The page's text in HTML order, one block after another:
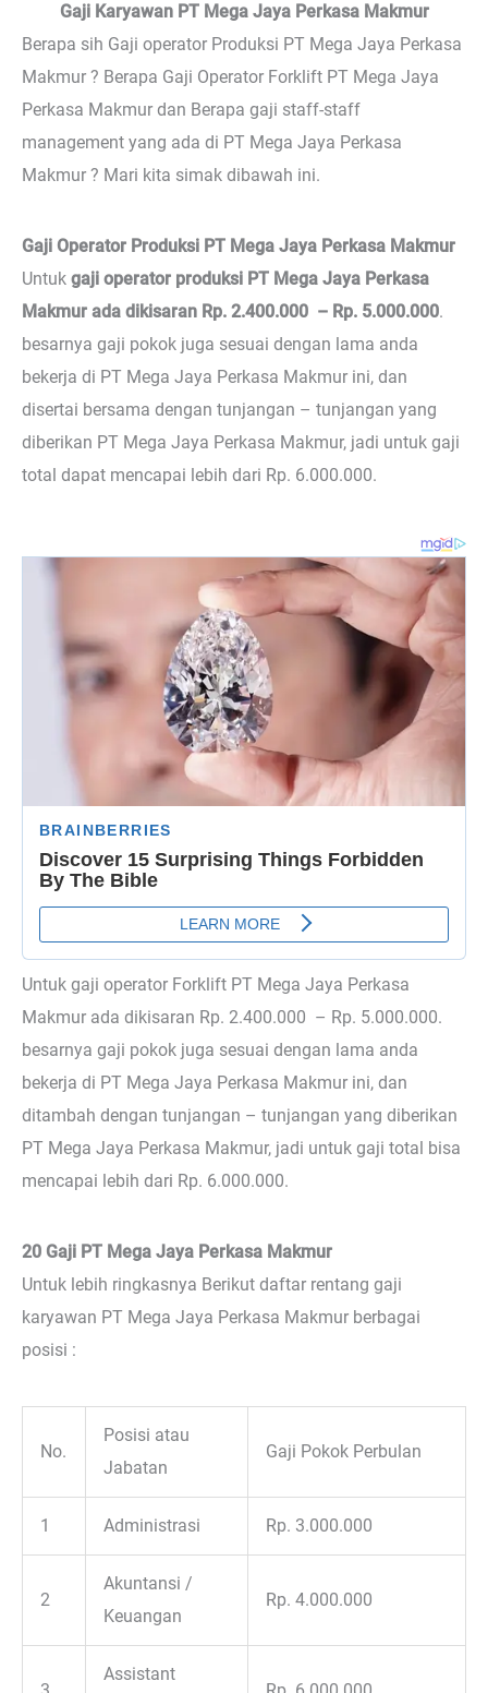
Gaji Karyawan PT Mega Jaya Perkasa Makmur
Berapa sih Gaji operator Produksi PT Mega Jaya Perkasa
Makmur ? Berapa Gaji Operator Forklift PT Mega Jaya
Perkasa Makmur dan Berapa gaji staff-staff
management yang ada di PT Mega Jaya Perkasa
Makmur ? Mari kita simak dibawah ini.
Gaji Operator Produksi PT Mega Jaya Perkasa Makmur
Untuk gaji operator produksi PT Mega Jaya Perkasa
Makmur ada dikisaran Rp. 2.400.000 – Rp. 5.000.000.
besarnya gaji pokok juga sesuai dengan lama anda
bekerja di PT Mega Jaya Perkasa Makmur ini, dan
disertai bersama dengan tunjangan – tunjangan yang
diberikan PT Mega Jaya Perkasa Makmur, jadi untuk gaji
total dapat mencapai lebih dari Rp. 6.000.000.
Untuk gaji operator Forklift PT Mega Jaya Perkasa
Makmur ada dikisaran Rp. 2.400.000 – Rp. 5.000.000.
besarnya gaji pokok juga sesuai dengan lama anda
bekerja di PT Mega Jaya Perkasa Makmur ini, dan
ditambah dengan tunjangan – tunjangan yang diberikan
PT Mega Jaya Perkasa Makmur, jadi untuk gaji total bisa
mencapai lebih dari Rp. 6.000.000.
20 Gaji PT Mega Jaya Perkasa Makmur
Untuk lebih ringkasnya Berikut daftar rentang gaji
karyawan PT Mega Jaya Perkasa Makmur berbagai
posisi :
No.
Posisi atau
Jabatan
Gaji Pokok Perbulan
1 Administrasi Rp. 3.000.000
2
Akuntansi /
Keuangan
Rp. 4.000.000
Assistant